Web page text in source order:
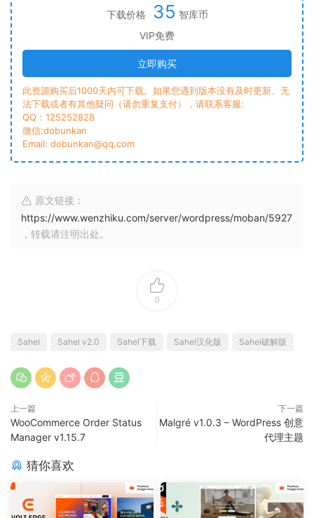
下载价格 35 智库币
VIP免费
立即购买
此资源购买后1000天内可下载。如果您遇到版本没有及时更新、无
法下载或者有其他疑问（请勿重复支付），请联系客服:
QQ：125252828
微信:dobunkan
Email: dobunkan@qq.com
原文链接：
https://www.wenzhiku.com/server/wordpress/moban/5927
，转载请注明出处。
0
Sahel Sahel v2.0 Sahel下载 Sahel汉化版 Sahel破解版
上一篇
WooCommerce Order Status
Manager v1.15.7
下一篇
Malgré v1.0.3 – WordPress 创意
代理主题
猜你喜欢